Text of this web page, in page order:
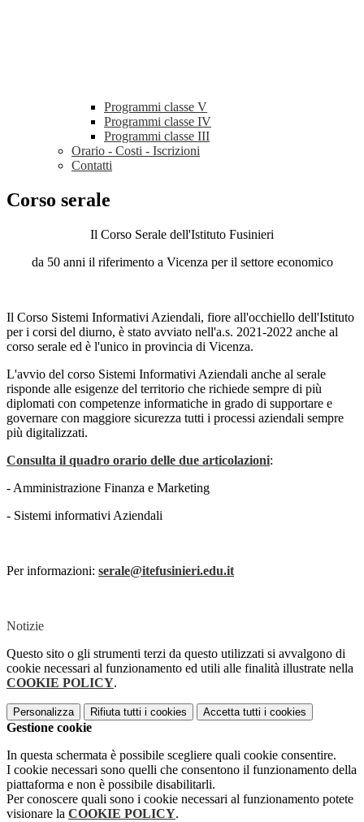
Programmi classe V
Programmi classe IV
Programmi classe III
Orario - Costi - Iscrizioni
Contatti
Corso serale
Il Corso Serale dell'Istituto Fusinieri
da 50 anni il riferimento a Vicenza per il settore economico
Il Corso Sistemi Informativi Aziendali, fiore all'occhiello dell'Istituto
per i corsi del diurno, è stato avviato nell'a.s. 2021-2022 anche al
corso serale ed è l'unico in provincia di Vicenza.
L'avvio del corso Sistemi Informativi Aziendali anche al serale
risponde alle esigenze del territorio che richiede sempre di più
diplomati con competenze informatiche in grado di supportare e
governare con maggiore sicurezza tutti i processi aziendali sempre
più digitalizzati.
Consulta il quadro orario delle due articolazioni:
- Amministrazione Finanza e Marketing
- Sistemi informativi Aziendali
Per informazioni: serale@itefusinieri.edu.it
Notizie
Questo sito o gli strumenti terzi da questo utilizzati si avvalgono di
cookie necessari al funzionamento ed utili alle finalità illustrate nella
COOKIE POLICY.
Personalizza Rifiuta tutti i cookies Accetta tutti i cookies
Gestione cookie
In questa schermata è possibile scegliere quali cookie consentire.
I cookie necessari sono quelli che consentono il funzionamento della
piattaforma e non è possibile disabilitarli.
Per conoscere quali sono i cookie necessari al funzionamento potete
visionare la COOKIE POLICY.